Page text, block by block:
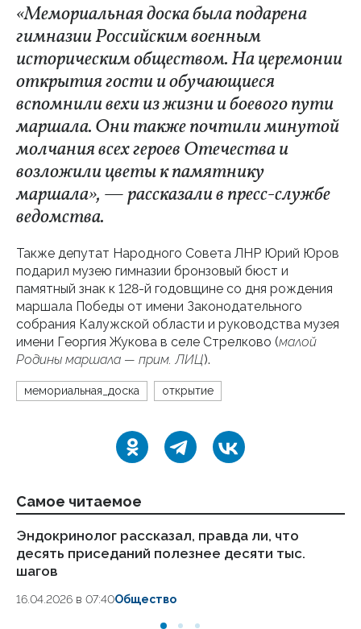
«Мемориальная доска была подарена
гимназии Российским военным
историческим обществом. На церемонии
открытия гости и обучающиеся
вспомнили вехи из жизни и боевого пути
маршала. Они также почтили минутой
молчания всех героев Отечества и
возложили цветы к памятнику
маршала», — рассказали в пресс-службе
ведомства.
Также депутат Народного Совета ЛНР Юрий Юров
подарил музею гимназии бронзовый бюст и
памятный знак к 128-й годовщине со дня рождения
маршала Победы от имени Законодательного
собрания Калужской области и руководства музея
имени Георгия Жукова в селе Стрелково (малой
Родины маршала — прим. ЛИЦ).
мемориальная_доска открытие
Самое читаемое
Эндокринолог рассказал, правда ли, что
десять приседаний полезнее десяти тыс.
шагов
16.04.2026 в 07:40Общество